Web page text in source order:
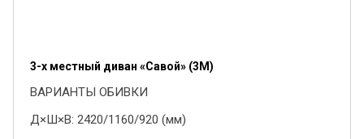
3-х местный диван «Савой» (3M)
ВАРИАНТЫ ОБИВКИ
Д×Ш×В: 2420/1160/920 (мм)